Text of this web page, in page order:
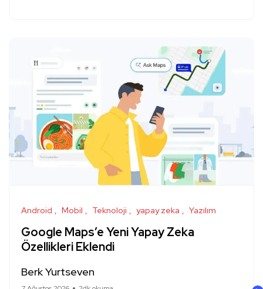
Android Mobil Teknoloji yapay zeka Yazılım
Google Maps’e Yeni Yapay Zeka
Özellikleri Eklendi
Berk Yurtseven